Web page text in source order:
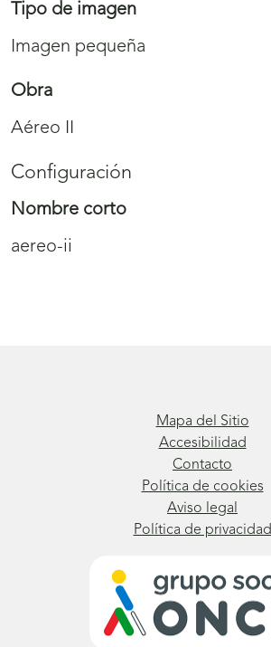
Tipo de imagen
Imagen pequeña
Obra
Aéreo II
Configuración
Nombre corto
aereo-ii
Mapa del Sitio
Accesibilidad
Contacto
Política de cookies
Aviso legal
Política de privacidad